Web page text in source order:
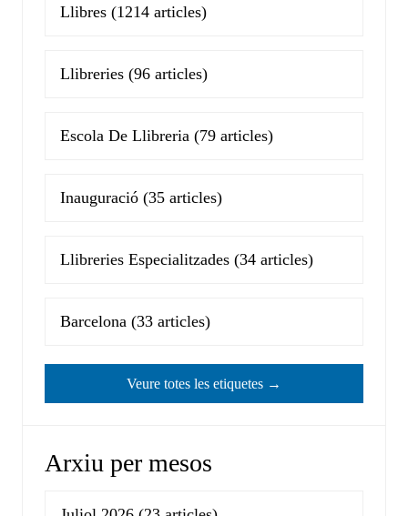
Llibres (1214 articles)
Llibreries (96 articles)
Escola De Llibreria (79 articles)
Inauguració (35 articles)
Llibreries Especialitzades (34 articles)
Barcelona (33 articles)
Veure totes les etiquetes →
Arxiu per mesos